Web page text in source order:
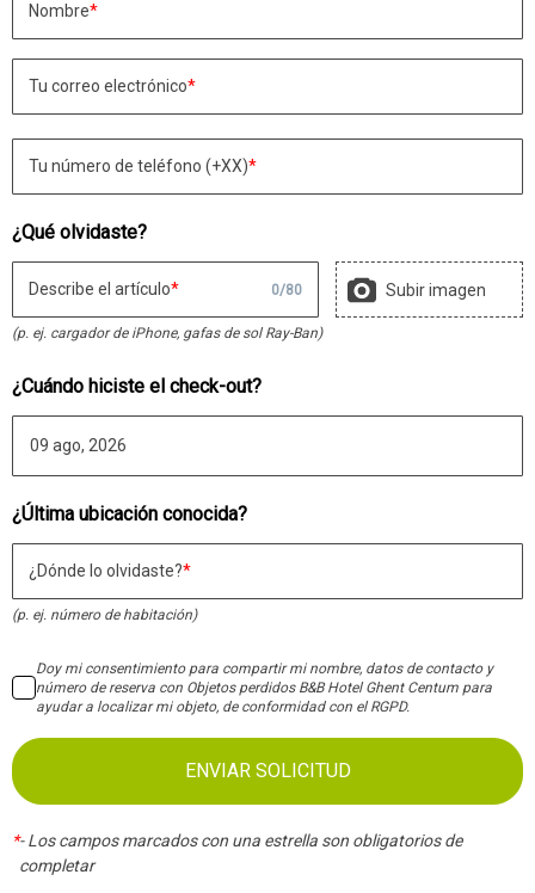
Nombre
Tu correo electrónico
Tu número de teléfono (+XX)
¿Qué olvidaste?
Describe el artículo 0/80 Subir imagen
(p. ej. cargador de iPhone, gafas de sol Ray-Ban)
¿Cuándo hiciste el check-out?
¿Última ubicación conocida?
¿Dónde lo olvidaste?
(p. ej. número de habitación)
Doy mi consentimiento para compartir mi nombre, datos de contacto y
número de reserva con Objetos perdidos B&B Hotel Ghent Centum para
ayudar a localizar mi objeto, de conformidad con el RGPD.
ENVIAR SOLICITUD
*-Los campos marcados con una estrella son obligatorios de
completar